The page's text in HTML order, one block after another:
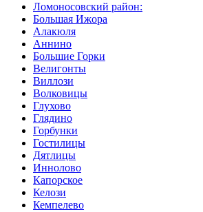
Ломоносовский район:
Большая Ижора
Алакюля
Аннино
Большие Горки
Велигонты
Виллози
Волковицы
Глухово
Глядино
Горбунки
Гостилицы
Дятлицы
Иннолово
Капорское
Келози
Кемпелево